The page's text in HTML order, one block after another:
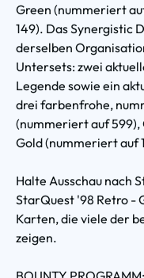
Green (nummeriert
149). Das Synergistic
derselben
Untersets: zwei
Legende sowie ein
drei farbenfrohe,
(nummeriert auf 599),
Gold (nummeriert auf
Halte Ausschau nach
StarQuest '98 Retro -
Karten, die viele der
zeigen.